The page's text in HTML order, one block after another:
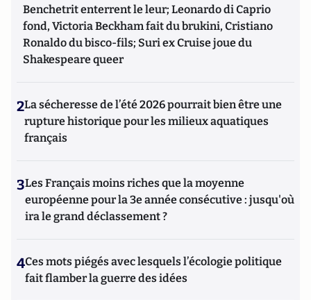
Benchetrit enterrent le leur; Leonardo di Caprio
fond, Victoria Beckham fait du brukini, Cristiano
Ronaldo du bisco-fils; Suri ex Cruise joue du
Shakespeare queer
2La sécheresse de l’été 2026 pourrait bien être une
rupture historique pour les milieux aquatiques
français
3Les Français moins riches que la moyenne
européenne pour la 3e année consécutive : jusqu'où
ira le grand déclassement ?
4Ces mots piégés avec lesquels l’écologie politique
fait flamber la guerre des idées